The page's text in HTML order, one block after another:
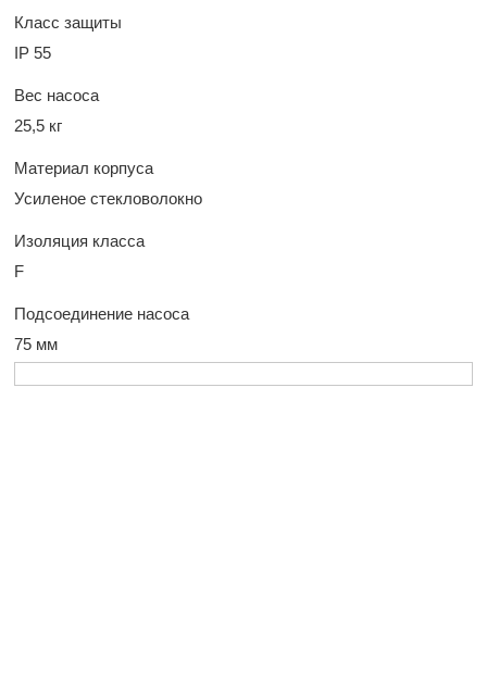
Класс защиты
IP 55
Вес насоса
25,5 кг
Материал корпуса
Усиленое стекловолокно
Изоляция класса
F
Подсоединение насоса
75 мм